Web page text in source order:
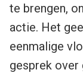
te brengen,
actie. Het
eenmalige
gesprek over